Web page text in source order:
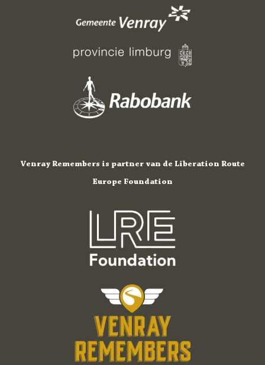
Venray Remembers is partner van de Liberation Route
Europe Foundation